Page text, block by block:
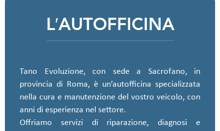
L′AUTOFFICINA
Tano Evoluzione, con sede a Sacrofano, in
provincia di Roma, è un′autofficina specializzata
nella cura e manutenzione del vostro veicolo, con
anni di esperienza nel settore.
Offriamo servizi di riparazione, diagnosi e